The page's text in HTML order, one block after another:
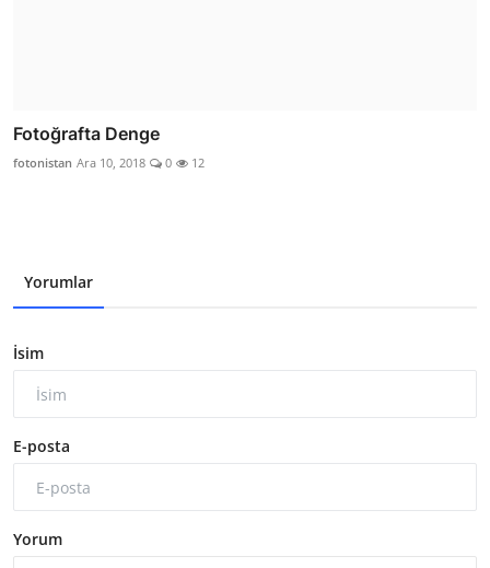
Fotoğrafta Denge
fotonistan Ara 10, 2018 0 12
Yorumlar
İsim
E-posta
Yorum